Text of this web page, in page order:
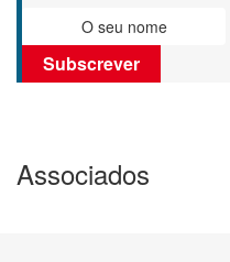
Subscrever
Associados